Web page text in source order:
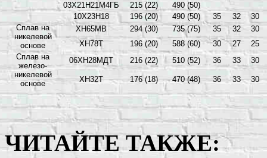
03Х21Н21М4ГБ
215 (22)
490 (50)
10Х23Н18
196 (20) 490 (50) 35 32
30
Сплав на
никелевой
основе
ХН65МВ 294 (30) 735 (75) 35 32
30
ХН78Т
196 (20) 588 (60) 30 27
25
Сплав на
железо-
никелевой
основе
06ХН28МДТ 216 (22) 510 (52) 36 33 30
ХН32Т 176 (18) 470 (48) 36 33 30
ЧИТАЙТЕ ТАКЖЕ: